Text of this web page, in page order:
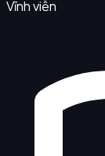
Vĩnh viễn